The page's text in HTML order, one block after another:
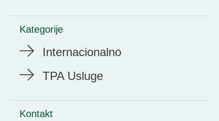
Kategorije
Internacionalno
TPA Usluge
Kontakt